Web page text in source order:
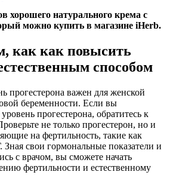
хорошего натурального крема с
можно купить в магазине iHerb.
как как повысить
способом
прогестерона важен для женской
беременности. Если вы
прогестерона, обратитесь к
не только прогестерон, но и
на фертильность, такие как
свои гормональные показатели и
с врачом, вы сможете начать
фертильности и естественному